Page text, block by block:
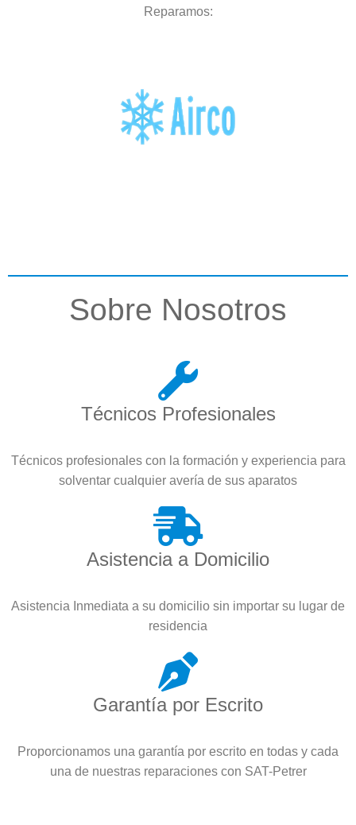
Reparamos:
Sobre Nosotros
Técnicos Profesionales
Técnicos profesionales con la formación y experiencia para
solventar cualquier avería de sus aparatos
Asistencia a Domicilio
Asistencia Inmediata a su domicilio sin importar su lugar de
residencia
Garantía por Escrito
Proporcionamos una garantía por escrito en todas y cada
una de nuestras reparaciones con SAT-Petrer